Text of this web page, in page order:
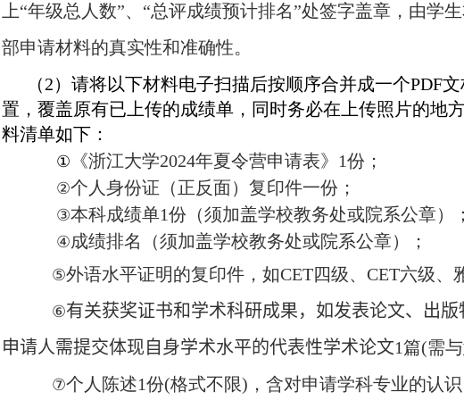
上“年级总人数”、“总评成绩预计排名”处签字盖章，由学
部申请材料的真实性和准确性。
（2）请将以下材料电子扫描后按顺序合并成一个PDF文
置，覆盖原有已上传的成绩单，同时务必在上传照片的地
料清单如下：
① 《浙江大学2024年夏令营申请表》 1份；
②个人身份证（正反面）复印件一份；
③本科成绩单1份（须加盖学校教务处或院系公章）；
④成绩排名（须加盖学校教务处或院系公章）；
⑤外语水平证明的复印件，如CET四级、 CET六级、
⑥有关获奖证书和学术科研成果，如发表论文、出版
申请人需提交体现自身学术水平的代表性学术论文1篇(需
⑦个人陈述1份(格式不限) ，含对申请学科专业的认